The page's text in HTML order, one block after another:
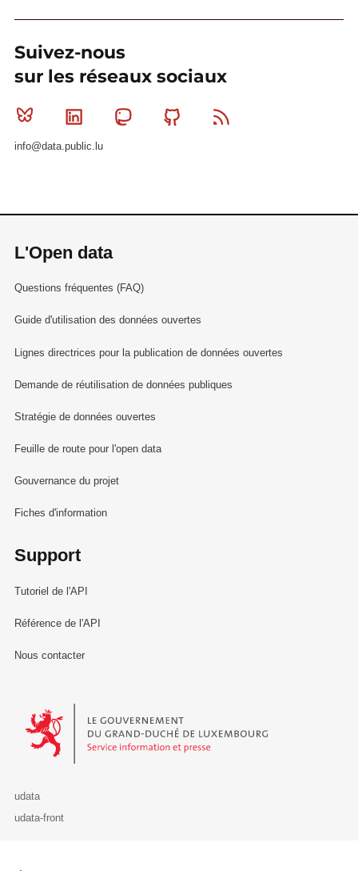
Suivez-nous
sur les réseaux sociaux
Bluesky Linkedin MastodonGithub
info@data.public.lu
L'Open data
Questions fréquentes (FAQ)
Guide d'utilisation des données ouvertes
Lignes directrices pour la publication de données ouvertes
Demande de réutilisation de données publiques
Stratégie de données ouvertes
Feuille de route pour l'open data
Gouvernance du projet
Fiches d'information
Support
Tutoriel de l'API
Référence de l'API
Nous contacter
Le Gouvernement du Grand-Duché de Luxembourg - Service
udata
udata-front